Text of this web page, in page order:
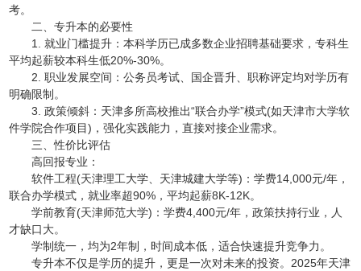
考。
二、专升本的必要性
1. 就业门槛提升：本科学历已成多数企业招聘基础要求，专科生
平均起薪较本科生低20%-30%。
2. 职业发展空间：公务员考试、国企晋升、职称评定均对学历有
明确限制。
3. 政策倾斜：天津多所高校推出“联合办学”模式(如天津市大学软
件学院合作项目)，强化实践能力，直接对接企业需求。
三、性价比评估
高回报专业：
软件工程(天津理工大学、天津城建大学等)：学费14,000元/年，
联合办学模式，就业率超90%，平均起薪8K-12K。
学前教育(天津师范大学)：学费4,400元/年，政策扶持行业，人
才缺口大。
学制统一，均为2年制，时间成本低，适合快速提升竞争力。
专升本不仅是学历的提升，更是一次对未来的投资。2025年天津